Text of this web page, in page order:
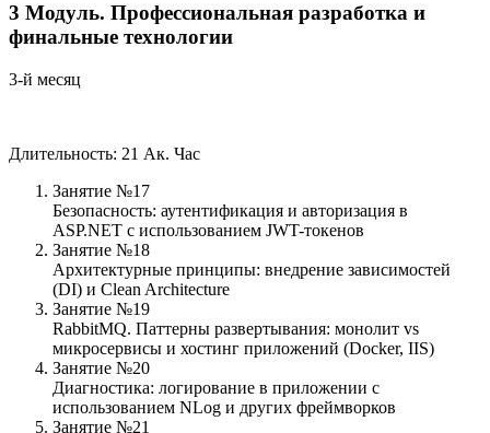
3 Модуль. Профессиональная разработка и
финальные технологии
3-й месяц
Длительность: 21 Ак. Час
Занятие №17
Безопасность: аутентификация и авторизация в
ASP.NET с использованием JWT-токенов
Занятие №18
Архитектурные принципы: внедрение зависимостей
(DI) и Clean Architecture
Занятие №19
RabbitMQ. Паттерны развертывания: монолит vs
микросервисы и хостинг приложений (Docker, IIS)
Занятие №20
Диагностика: логирование в приложении с
использованием NLog и других фреймворков
Занятие №21